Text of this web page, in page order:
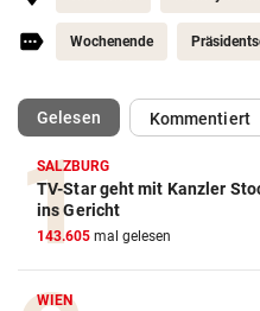
Wochenende
Gelesen(ausgewählt)Kommentiert
SALZBURG
TV-Star geht mit Kanzler
ins Gericht
143.605 mal gelesen
WIEN